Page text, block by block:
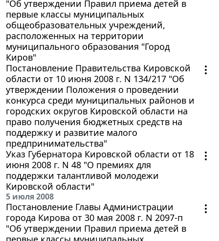
"Об утверждении Правил приема детей в
первые классы муниципальных
общеобразовательных учреждений,
расположенных на территории
муниципального образования "Город
Киров"
Постановление Правительства Кировской
области от 10 июня 2008 г. N 134/217 "Об
утверждении Положения о проведении
конкурса среди муниципальных районов и
городских округов Кировской области на
право получения бюджетных средств на
поддержку и развитие малого
предпринимательства"
Указ Губернатора Кировской области от 18
июня 2008 г. N 48 "О премиях для
поддержки талантливой молодежи
Кировской области"
5 июля 2008
Постановление Главы Администрации
города Кирова от 30 мая 2008 г. N 2097-п
"Об утверждении Правил приема детей в